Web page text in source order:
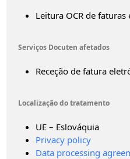
Leitura OCR de
Serviços Docuten afetados
Receção de fatura
Localização do tratamento
UE – Eslováquia
Privacy policy
Data processing